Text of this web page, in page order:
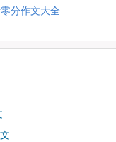
分作文大全